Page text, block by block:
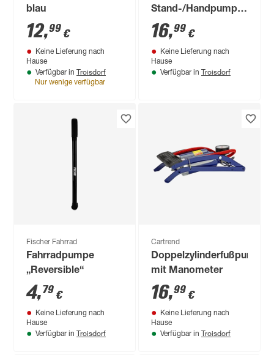
blau
12,99 €
Keine Lieferung nach
Hause
Verfügbar in Troisdorf
Nur wenige verfügbar
Stand-/Handpumpe
'2in1' Aluminium
27,5 cm 8 bar
16,99 €
Keine Lieferung nach
Hause
Verfügbar in Troisdorf
Fischer Fahrrad
Fahrradpumpe
„Reversible“
4,79 €
Keine Lieferung nach
Hause
Verfügbar in Troisdorf
Cartrend
Doppelzylinderfußpumpe
mit Manometer
16,99 €
Keine Lieferung nach
Hause
Verfügbar in Troisdorf